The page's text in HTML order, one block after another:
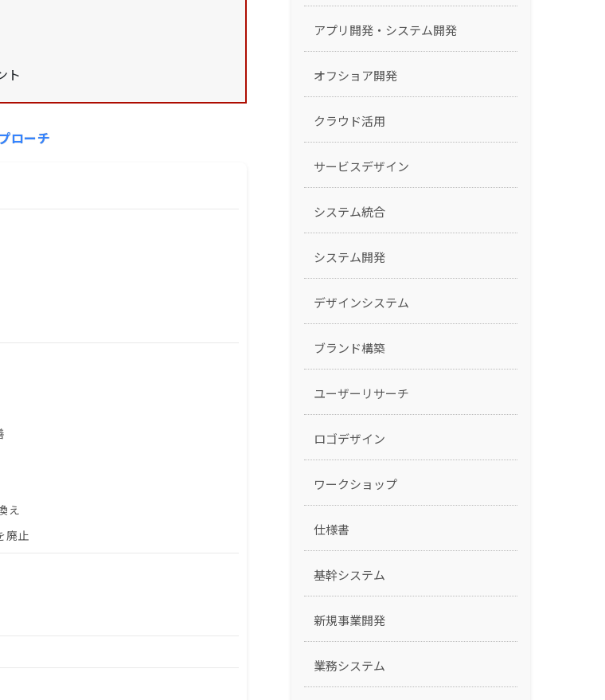
ト
ローチ
え
廃止
アプリ開発・システム開発
オフショア開発
クラウド活用
サービスデザイン
システム統合
システム開発
デザインシステム
ブランド構築
ユーザーリサーチ
ロゴデザイン
ワークショップ
仕様書
基幹システム
新規事業開発
業務システム